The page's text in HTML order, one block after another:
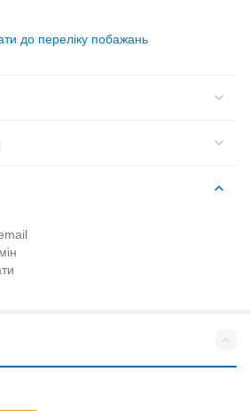
до переліку побажань